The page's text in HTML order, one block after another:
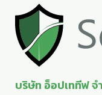
บริษัท อ็อปเททีฟ จ